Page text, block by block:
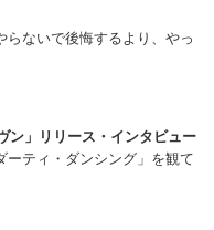
らないで後悔するより、やっ
ン」リリース・インタビュー
ーティ・ダンシング」を観て